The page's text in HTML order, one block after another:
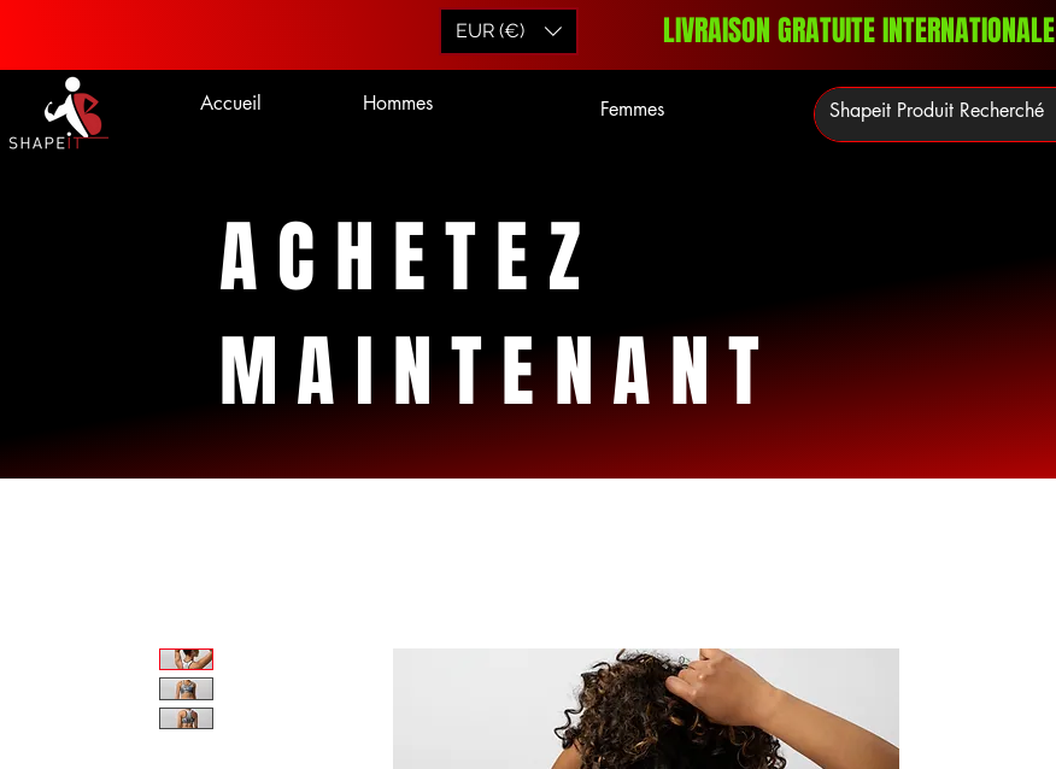
EUR (€) LIVRAISON GRATUITE INTERNATIONALE
Accueil Hommes Femmes
ACHETEZ
MAINTENANT